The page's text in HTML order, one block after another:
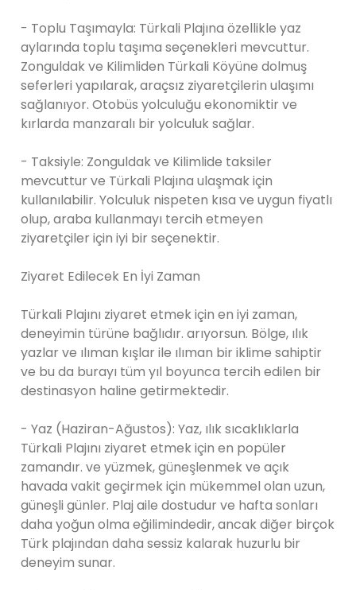
- Toplu Taşımayla: Türkali Plajına özellikle yaz
aylarında toplu taşıma seçenekleri mevcuttur.
Zonguldak ve Kilimliden Türkali Köyüne dolmuş
seferleri yapılarak, araçsız ziyaretçilerin ulaşımı
sağlanıyor. Otobüs yolculuğu ekonomiktir ve
kırlarda manzaralı bir yolculuk sağlar.
- Taksiyle: Zonguldak ve Kilimlide taksiler
mevcuttur ve Türkali Plajına ulaşmak için
kullanılabilir. Yolculuk nispeten kısa ve uygun fiyatlı
olup, araba kullanmayı tercih etmeyen
ziyaretçiler için iyi bir seçenektir.
Ziyaret Edilecek En İyi Zaman
Türkali Plajını ziyaret etmek için en iyi zaman,
deneyimin türüne bağlıdır. arıyorsun. Bölge, ılık
yazlar ve ılıman kışlar ile ılıman bir iklime sahiptir
ve bu da burayı tüm yıl boyunca tercih edilen bir
destinasyon haline getirmektedir.
- Yaz (Haziran-Ağustos): Yaz, ılık sıcaklıklarla
Türkali Plajını ziyaret etmek için en popüler
zamandır. ve yüzmek, güneşlenmek ve açık
havada vakit geçirmek için mükemmel olan uzun,
güneşli günler. Plaj aile dostudur ve hafta sonları
daha yoğun olma eğilimindedir, ancak diğer birçok
Türk plajından daha sessiz kalarak huzurlu bir
deneyim sunar.